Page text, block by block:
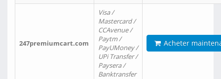
247premiumcart.com
Visa /
Mastercard /
CCAvenue /
Paytm /
PayUMoney /
UPi Transfer /
Paysera /
Banktransfer
Acheter